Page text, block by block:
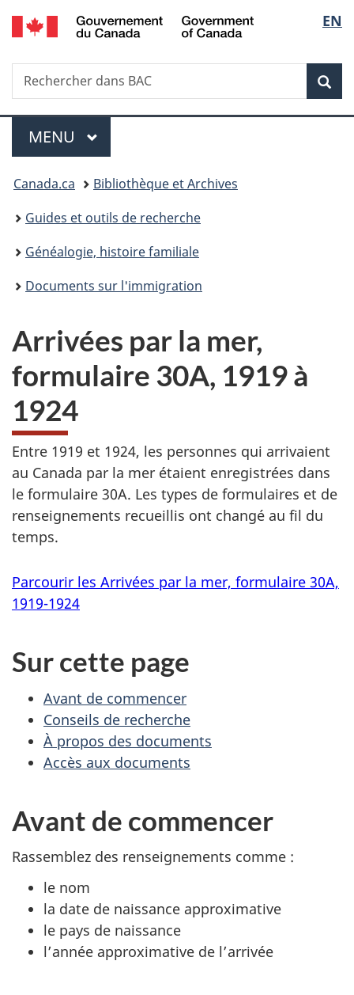
Passer
au
Passer
à
du
Passer
à
simplifiée
de
la
EN
Recherche
Rechercher
dans
Menu
MENU PRINCIPAL
Vous
êtes
ici :
Canada.ca
Bibliothèque et Archives
Guides et outils de recherche
Généalogie, histoire familiale
Documents sur l'immigration
Arrivées par la mer,
formulaire 30A, 1919 à
1924
Entre 1919 et 1924, les personnes qui arrivaient
au Canada par la mer étaient enregistrées dans
le formulaire 30A. Les types de formulaires et de
renseignements recueillis ont changé au fil du
temps.
Parcourir les Arrivées par la mer, formulaire 30A,
1919-1924
Sur cette page
Avant de commencer
Conseils de recherche
À propos des documents
Accès aux documents
Avant de commencer
Rassemblez des renseignements comme :
le nom
la date de naissance approximative
le pays de naissance
l’année approximative de l’arrivée